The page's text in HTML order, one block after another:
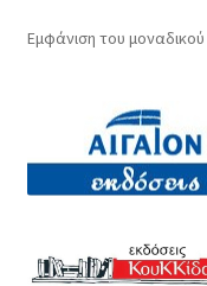
Εμφάνιση του